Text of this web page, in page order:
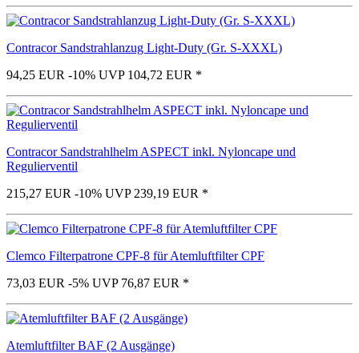
Contracor Sandstrahlanzug Light-Duty (Gr. S-XXXL)
94,25 EUR -10% UVP 104,72 EUR *
Contracor Sandstrahlhelm ASPECT inkl. Nyloncape und
Regulierventil
215,27 EUR -10% UVP 239,19 EUR *
Clemco Filterpatrone CPF-8 für Atemluftfilter CPF
73,03 EUR -5% UVP 76,87 EUR *
Atemluftfilter BAF (2 Ausgänge)